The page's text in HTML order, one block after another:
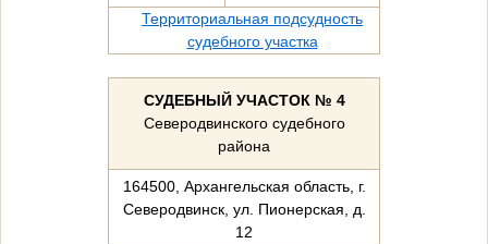
Территориальная подсудность
судебного участка
СУДЕБНЫЙ УЧАСТОК № 4
Северодвинского судебного
района
164500, Архангельская область, г.
Северодвинск, ул. Пионерская, д.
12